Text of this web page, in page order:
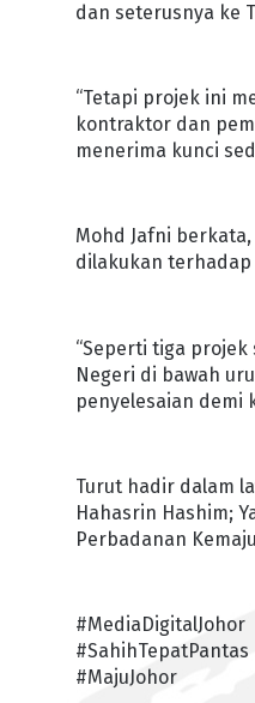
dan seterusnya ke
“Tetapi projek ini
kontraktor dan
menerima kunci
Mohd Jafni
dilakukan
“Seperti tiga
Negeri di bawah
penyelesaian demi
Turut hadir dalam
Hahasrin Hashim;
Perbadanan
#MediaDigitalJohor
#SahihTepatPantas
#MajuJohor